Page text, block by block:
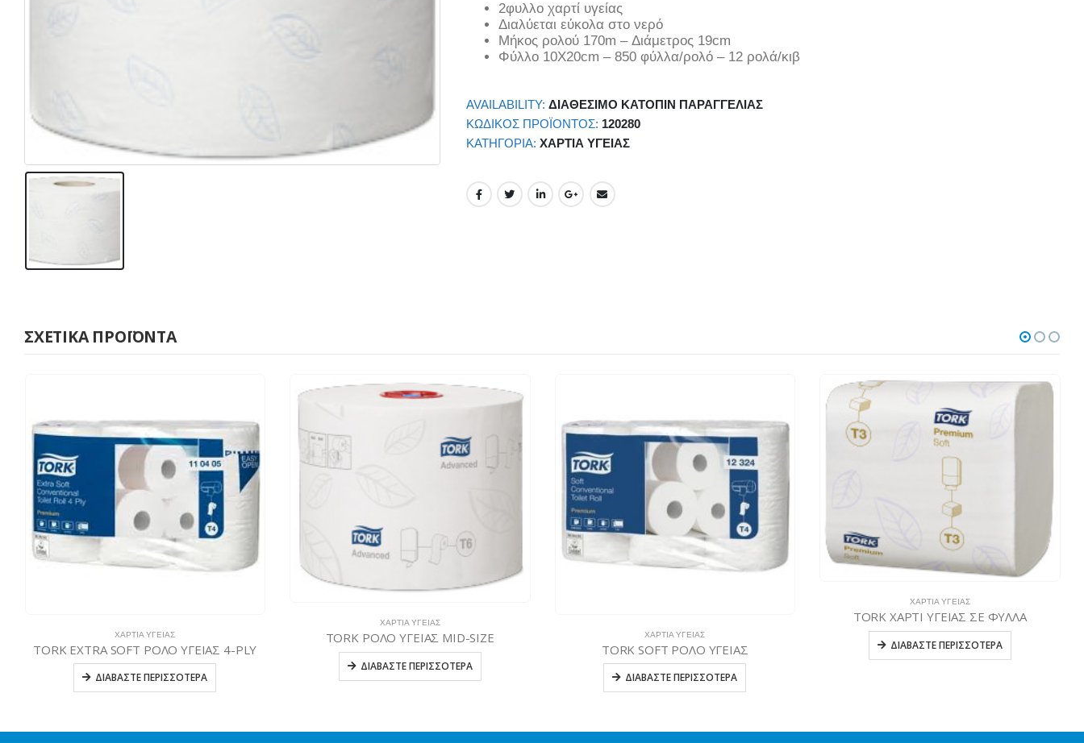
2φυλλο χαρτί υγείας
Διαλύεται εύκολα στο νερό
Μήκος ρολού 170m – Διάμετρος 19cm
Φύλλο 10Χ20cm – 850 φύλλα/ρολό – 12 ρολά/κιβ
AVAILABILITY: ΔΙΑΘΈΣΙΜΟ ΚΑΤΌΠΙΝ ΠΑΡΑΓΓΕΛΊΑΣ
ΚΩΔΙΚΌΣ ΠΡΟΪΌΝΤΟΣ: 120280
ΚΑΤΗΓΟΡΊΑ: ΧΑΡΤΙΆ ΥΓΕΊΑΣ
ΣΧΕΤΙΚΆ ΠΡΟΪΌΝΤΑ
ΧΑΡΤΙΆ ΥΓΕΊΑΣ
TORK EXTRA SOFT ΡΟΛΟ ΥΓΕΙΑΣ 4-PLY
ΔΙΑΒΆΣΤΕ ΠΕΡΙΣΣΌΤΕΡΑ
ΧΑΡΤΙΆ ΥΓΕΊΑΣ
TORK ΡΟΛΟ ΥΓΕΙΑΣ MID-SIZE
ΔΙΑΒΆΣΤΕ ΠΕΡΙΣΣΌΤΕΡΑ
ΧΑΡΤΙΆ ΥΓΕΊΑΣ
TORK SOFT ΡΟΛΟ ΥΓΕΙΑΣ
ΔΙΑΒΆΣΤΕ ΠΕΡΙΣΣΌΤΕΡΑ
ΧΑΡΤΙΆ ΥΓΕΊΑΣ
TORK ΧΑΡΤΙ ΥΓΕΙΑΣ ΣΕ ΦΥΛΛΑ
ΔΙΑΒΆΣΤΕ ΠΕΡΙΣΣΌΤΕΡΑ